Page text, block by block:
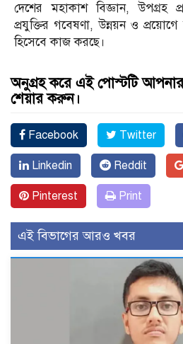
দেশের মহাকাশ বিজ্ঞান, উপগ্রহ
প্রযুক্তির গবেষণা, উন্নয়ন ও প্রয়োগে
হিসেবে কাজ করছে।
অনুগ্রহ করে এই পোস্টটি আপনার
শেয়ার করুন।
Facebook Twitter
Linkedin Reddit
Pinterest Print
এই বিভাগের আরও খবর